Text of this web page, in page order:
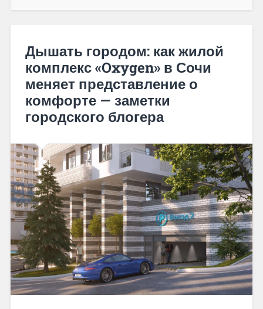
Дышать городом: как жилой
комплекс «Oxygen» в Сочи
меняет представление о
комфорте — заметки
городского блогера